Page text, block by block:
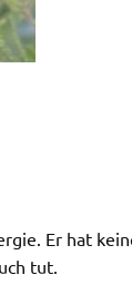
Er hat
tut.